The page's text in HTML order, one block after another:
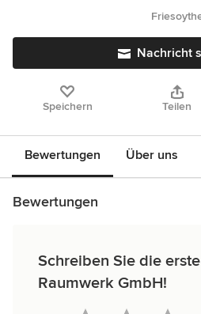
Nachricht
Speichern Teilen
Bewertungen Über uns
Bewertungen
Schreiben Sie die
Raumwerk GmbH!